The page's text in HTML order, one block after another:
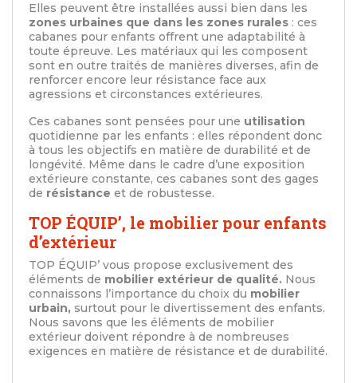
Elles peuvent être installées aussi bien dans les
zones urbaines que dans les zones rurales : ces
cabanes pour enfants offrent une adaptabilité à
toute épreuve. Les matériaux qui les composent
sont en outre traités de manières diverses, afin de
renforcer encore leur résistance face aux
agressions et circonstances extérieures.
Ces cabanes sont pensées pour une utilisation
quotidienne par les enfants : elles répondent donc
à tous les objectifs en matière de durabilité et de
longévité. Même dans le cadre d’une exposition
extérieure constante, ces cabanes sont des gages
de résistance et de robustesse.
TOP ÉQUIP’, le mobilier pour enfants
d’extérieur
TOP ÉQUIP’ vous propose exclusivement des
éléments de mobilier extérieur de qualité. Nous
connaissons l’importance du choix du mobilier
urbain, surtout pour le divertissement des enfants.
Nous savons que les éléments de mobilier
extérieur doivent répondre à de nombreuses
exigences en matière de résistance et de durabilité.